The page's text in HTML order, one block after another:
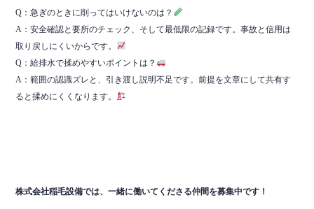
Q：急ぎのときに削ってはいけないのは？
A：安全確認と要所のチェック、そして最低限の記録です。事故と信用は
取り戻しにくいからです。
Q：給排水で揉めやすいポイントは？
A：範囲の認識ズレと、引き渡し説明不足です。前提を文章にして共有す
ると揉めにくくなります。
株式会社稲毛設備では、一緒に働いてくださる仲間を募集中です！